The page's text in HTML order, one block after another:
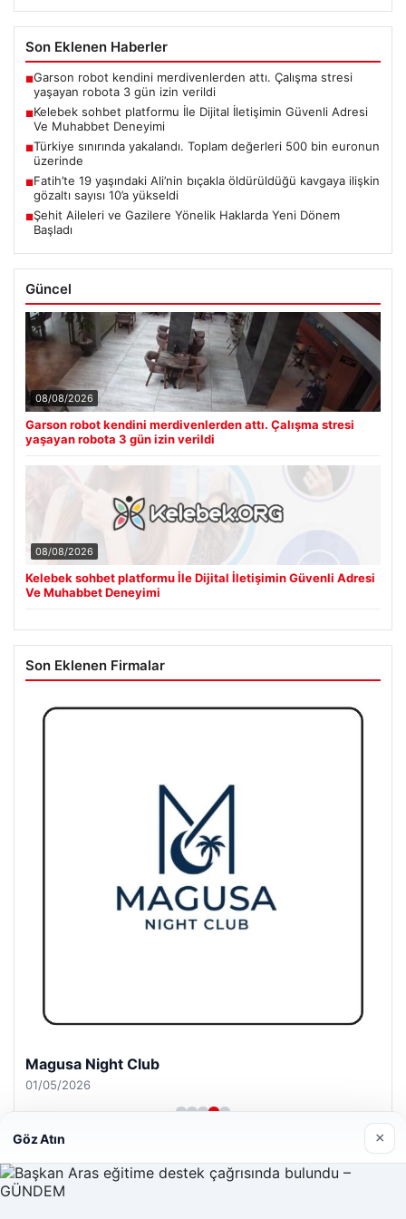
Son Eklenen Haberler
■Garson robot kendini merdivenlerden attı. Çalışma stresi
yaşayan robota 3 gün izin verildi
■Kelebek sohbet platformu İle Dijital İletişimin Güvenli Adresi
Ve Muhabbet Deneyimi
■Türkiye sınırında yakalandı. Toplam değerleri 500 bin euronun
üzerinde
■Fatih’te 19 yaşındaki Ali’nin bıçakla öldürüldüğü kavgaya ilişkin
gözaltı sayısı 10’a yükseldi
■Şehit Aileleri ve Gazilere Yönelik Haklarda Yeni Dönem
Başladı
Güncel
08/08/2026
Garson robot kendini merdivenlerden attı. Çalışma stresi
yaşayan robota 3 gün izin verildi
08/08/2026
Kelebek sohbet platformu İle Dijital İletişimin Güvenli Adresi
Ve Muhabbet Deneyimi
Son Eklenen Firmalar
Magusa Night Club
01/05/2026
Göz Atın ×